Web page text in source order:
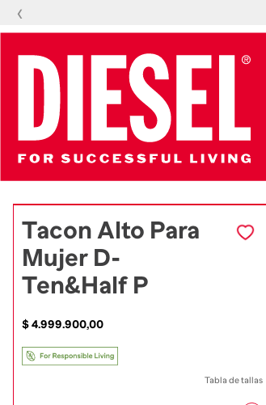
‹
Tacon Alto Para
Mujer D-
Ten&Half P
$4.999.900,00
Tabla de tallas